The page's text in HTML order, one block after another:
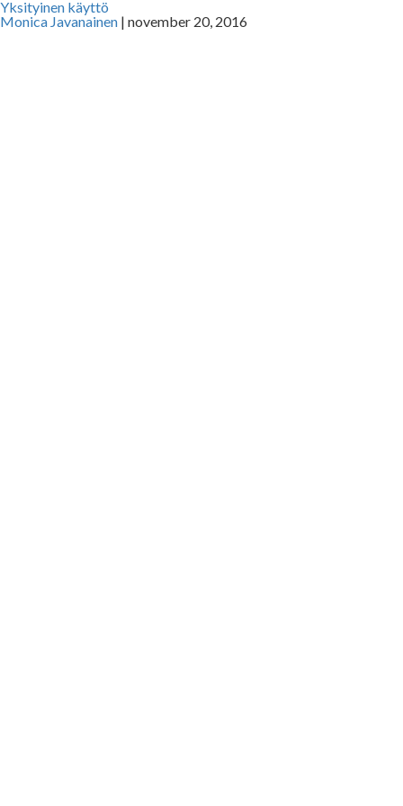
Yksityinen käyttö
Monica Javanainen | november 20, 2016